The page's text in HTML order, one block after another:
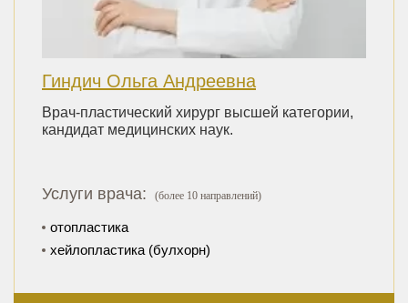
Гиндич Ольга Андреевна
Врач-пластический хирург высшей категории,
кандидат медицинских наук.
Услуги врача: (более 10 направлений)
отопластика
хейлопластика (булхорн)